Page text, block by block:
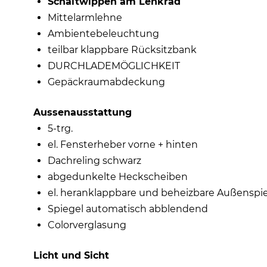
Mittelarmlehne
Ambientebeleuchtung
teilbar klappbare Rücksitzbank
DURCHLADEMÖGLICHKEIT
Gepäckraumabdeckung
Aussenausstattung
5-trg.
el. Fensterheber vorne + hinten
Dachreling schwarz
abgedunkelte Heckscheiben
el. heranklappbare und beheizbare
Spiegel automatisch abblendend
Colorverglasung
Licht und Sicht